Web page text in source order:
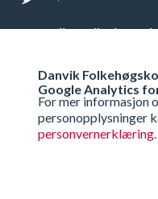
Danvik
Google Analytics
For mer informasjon
personopplysninger
personvernerklæring.
Danvik
Org Nr: 971 538
Få